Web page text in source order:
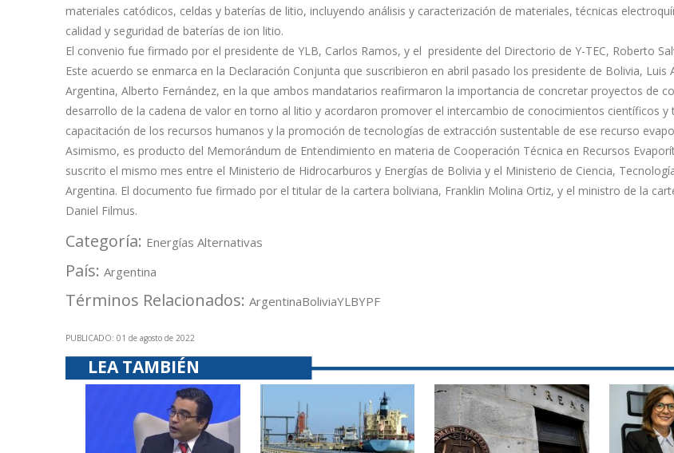
materiales catódicos, celdas y baterías de litio, incluyendo análisis y caracterización de materiales, técnicas
calidad y seguridad de baterías de ion litio.
El convenio fue firmado por el presidente de YLB, Carlos Ramos, y el presidente del Directorio de Y-TEC, Roberto
Este acuerdo se enmarca en la Declaración Conjunta que suscribieron en abril pasado los presidente de Bolivia, Luis
Argentina, Alberto Fernández, en la que ambos mandatarios reafirmaron la importancia de concretar proyectos de
desarrollo de la cadena de valor en torno al litio y acordaron promover el intercambio de conocimientos científicos y
capacitación de los recursos humanos y la promoción de tecnologías de extracción sustentable de ese recurso
Asimismo, es producto del Memorándum de Entendimiento en materia de Cooperación Técnica en Recursos
suscrito el mismo mes entre el Ministerio de Hidrocarburos y Energías de Bolivia y el Ministerio de Ciencia,
Argentina. El documento fue firmado por el titular de la cartera boliviana, Franklin Molina Ortiz, y el ministro de la
Daniel Filmus.
Categoría: Energías Alternativas
País: Argentina
Términos Relacionados: ArgentinaBoliviaYLBYPF
PUBLICADO: 01 de agosto de 2022
LEA TAMBIÉN